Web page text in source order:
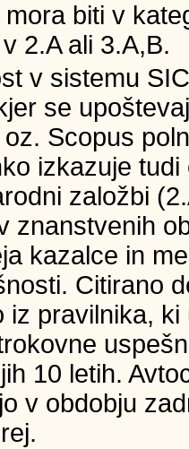
biti v
2.A ali 3.A,B.
v sistemu
se
Scopus
izkazuje
založbi
znanstvenih
kazalce in
Citirano
iz pravilnika,
10 letih.
v obdobju